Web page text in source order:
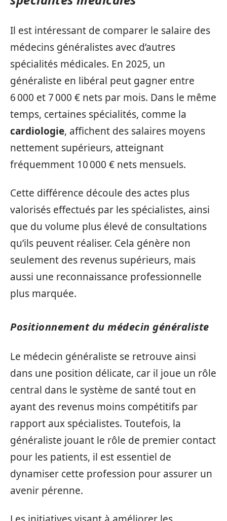
Il est intéressant de comparer le salaire des
médecins généralistes avec d’autres
spécialités médicales. En 2025, un
généraliste en libéral peut gagner entre
6 000 et 7 000 € nets par mois. Dans le même
temps, certaines spécialités, comme la
cardiologie, affichent des salaires moyens
nettement supérieurs, atteignant
fréquemment 10 000 € nets mensuels.
Cette différence découle des actes plus
valorisés effectués par les spécialistes, ainsi
que du volume plus élevé de consultations
qu’ils peuvent réaliser. Cela génère non
seulement des revenus supérieurs, mais
aussi une reconnaissance professionnelle
plus marquée.
Positionnement du médecin généraliste
Le médecin généraliste se retrouve ainsi
dans une position délicate, car il joue un rôle
central dans le système de santé tout en
ayant des revenus moins compétitifs par
rapport aux spécialistes. Toutefois, la
généraliste jouant le rôle de premier contact
pour les patients, il est essentiel de
dynamiser cette profession pour assurer un
avenir pérenne.